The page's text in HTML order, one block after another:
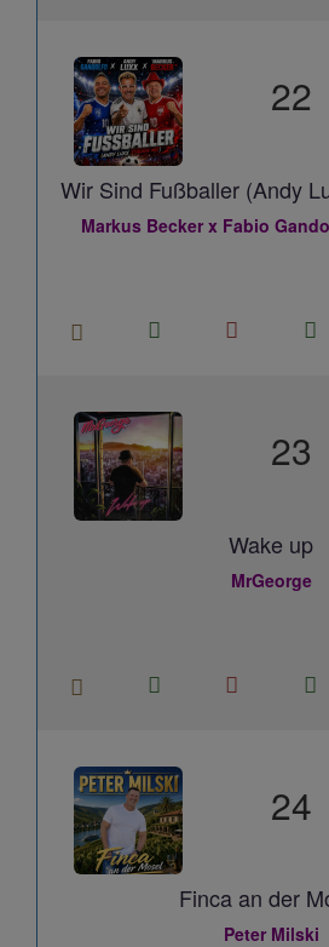
22
Wir Sind Fußballer (Andy
Markus Becker x Fabio
23
Wake up
MrGeorge
24
Finca an der
Peter Milski